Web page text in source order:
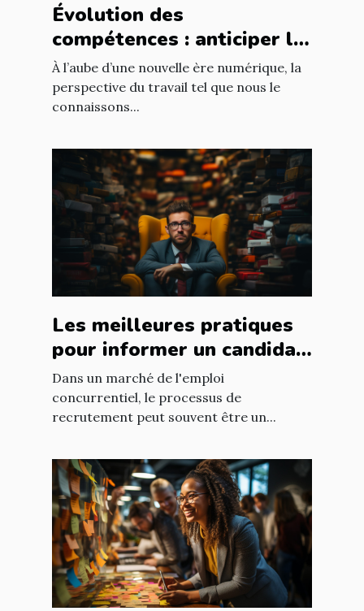
Évolution des
compétences : anticiper le
futur du travail à l'ère de
l'IA
À l’aube d’une nouvelle ère numérique, la
perspective du travail tel que nous le
connaissons...
Les meilleures pratiques
pour informer un candidat
de son non-emploi en
préservant sa motivation
Dans un marché de l'emploi
concurrentiel, le processus de
recrutement peut souvent être un...